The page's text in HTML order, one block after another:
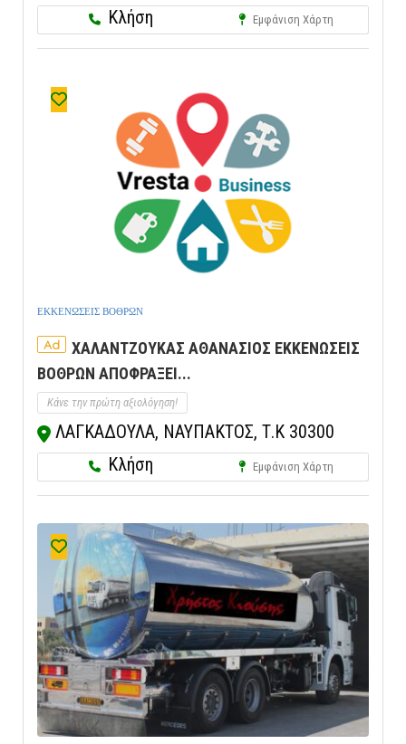
Κλήση
Εμφάνιση Χάρτη
ΕΚΚΕΝΩΣΕΙΣ ΒΟΘΡΩΝ
Ad
ΧΑΛΑΝΤΖΟΥΚΑΣ ΑΘΑΝΑΣΙΟΣ ΕΚΚΕΝΩΣΕΙΣ
ΒΟΘΡΩΝ ΑΠΟΦΡΑΞΕΙ...
Κάνε την πρώτη αξιολόγηση!
ΛΑΓΚΑΔΟΥΛΑ, ΝΑΥΠΑΚΤΟΣ, Τ.Κ 30300
Κλήση
Εμφάνιση Χάρτη